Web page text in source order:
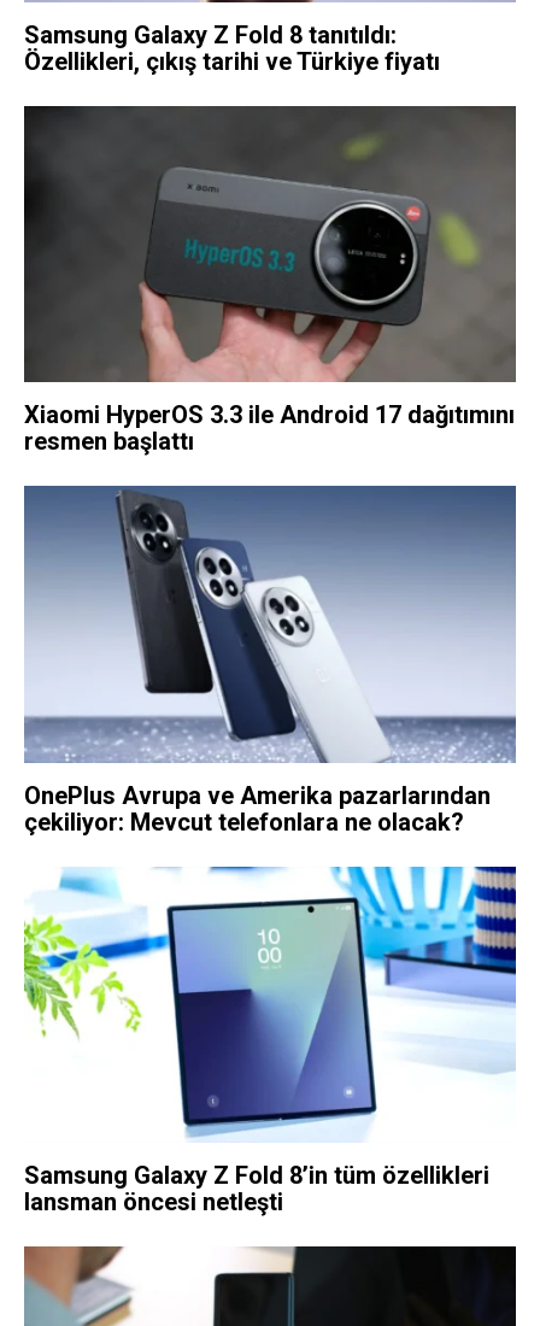
Samsung Galaxy Z Fold 8 tanıtıldı:
Özellikleri, çıkış tarihi ve Türkiye fiyatı
Xiaomi HyperOS 3.3 ile Android 17 dağıtımını
resmen başlattı
OnePlus Avrupa ve Amerika pazarlarından
çekiliyor: Mevcut telefonlara ne olacak?
Samsung Galaxy Z Fold 8’in tüm özellikleri
lansman öncesi netleşti